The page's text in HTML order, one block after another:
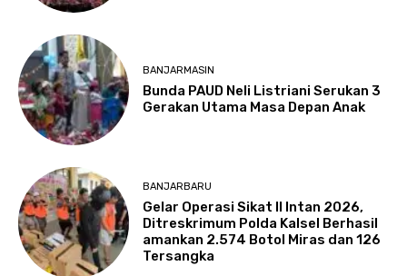
BANJARMASIN
Bunda PAUD Neli Listriani Serukan 3
Gerakan Utama Masa Depan Anak
BANJARBARU
Gelar Operasi Sikat II Intan 2026,
Ditreskrimum Polda Kalsel Berhasil
amankan 2.574 Botol Miras dan 126
Tersangka